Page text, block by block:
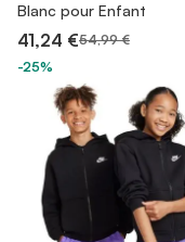
Blanc pour Enfant
41,24 €54,99 €
-25%